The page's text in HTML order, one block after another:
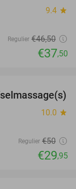
9.4 star
Regulier €46,50
€37,50
40%
10.0 star
Regulier €50
€29,95